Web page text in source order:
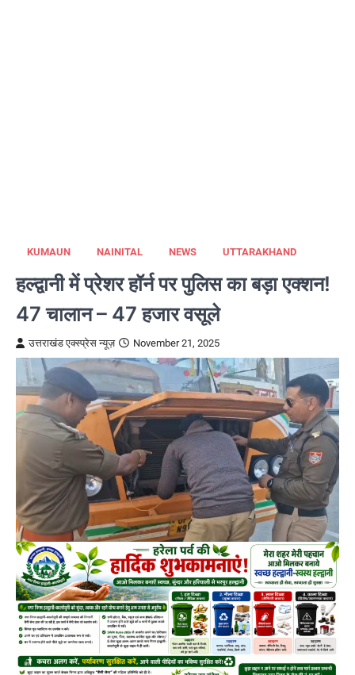
KUMAUN NAINITAL NEWS UTTARAKHAND
हल्द्वानी में प्रेशर हॉर्न पर पुलिस का बड़ा एक्शन!
47 चालान – 47 हजार वसूले
उत्तराखंड एक्स्प्रेस न्यूज़ November 21, 2025